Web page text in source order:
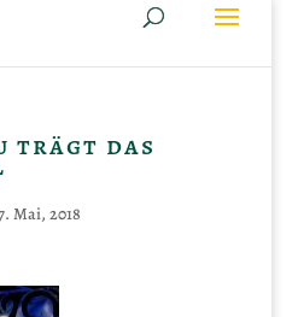
trägt das
Mai, 2018